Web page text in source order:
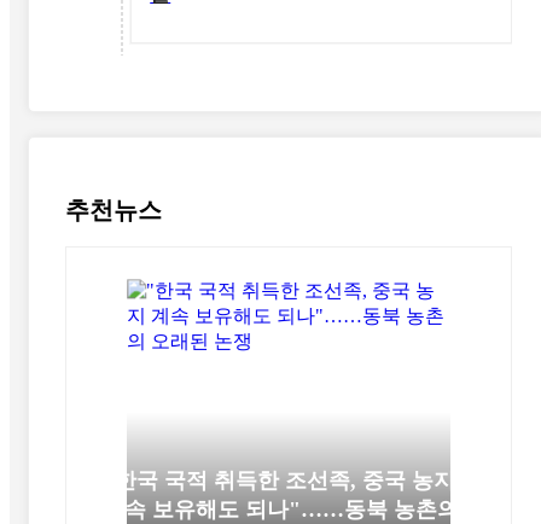
추천뉴스
"한국 국적 취득한 조선족, 중국 농지
계속 보유해도 되나"……동북 농촌의